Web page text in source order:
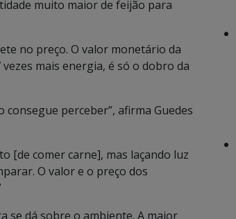
muito maior de feijão para
no preço. O valor monetário da
mais energia, é só o dobro da
perceber”, afirma Guedes
[de comer carne], mas laçando luz
O valor e o preço dos
se dá sobre o ambiente. A maior